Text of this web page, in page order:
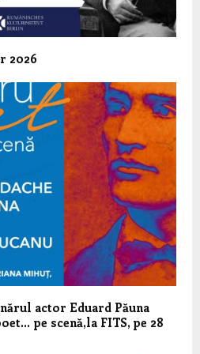
2026
actor Eduard Păuna
pe scenă,la FITS, pe 28